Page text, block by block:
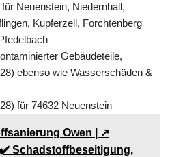
Neuenstein, Niedernhall,
Kupferzell, Forchtenberg
Gebäudeteile,
ebenso wie Wasserschäden &
für 74632 Neuenstein
Owen | ↗️
Schadstoffbeseitigung,